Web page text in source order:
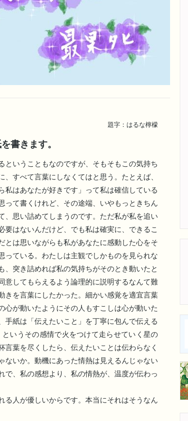
題字：はるな檸檬
書きます。
いうこともなのですが、そもそもこの気持ち
すべて言葉にしなくてはと思う。たとえば、
私はあなたが好きです」って私は確信している
って書くけれど、その途端、いやもっときちん
思い詰めてしまうのです。ただ私が私を追い
要はないんだけど、でも私は確実に、できるこ
とは思いながらも私があなたに感動した心をそ
っている。わたしは主観でしかものを見られな
、突き詰めれば私の気持ちがそのとき動いたと
意してもらえるよう論理的に説明するなんて難
きを言葉にしたかった。細かい感覚を適宜言葉
心が動いたようにその人もすこしは心が動いた
手紙は「伝えたいこと」を丁寧に包んで伝える
いうその感情で火をつけて走らせていく星の
言葉を尽くしたら、伝えたいことは伝わらなく
ないか。動機にあった情熱は見えるんじゃない
で、私の感想より、私の情熱が、温度が伝わっ
る人が優しいからです。本当にそれはそうなん